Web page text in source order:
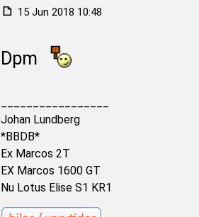
15 Jun 2018 10:48
Dpm
Johan Lundberg
*BBDB*
Ex Marcos 2T
EX Marcos 1600 GT
Nu Lotus Elise S1 KR1